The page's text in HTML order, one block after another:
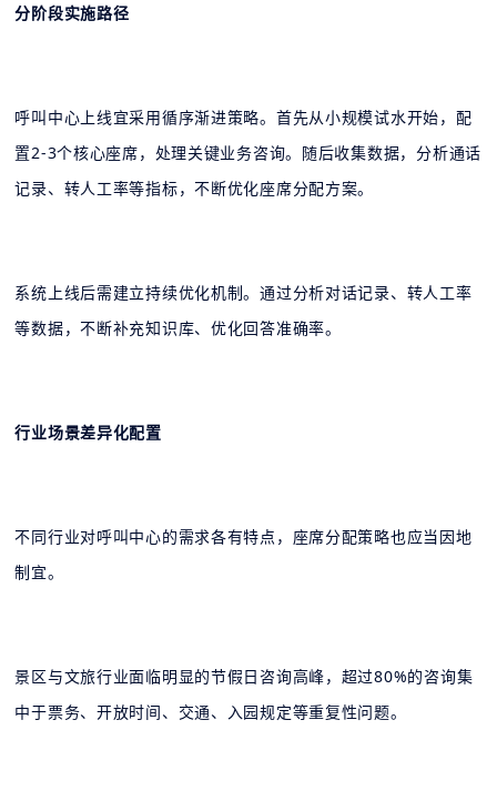
分阶段实施路径
呼叫中心上线宜采用循序渐进策略。首先从小规模试水开始，配
置2-3个核心座席，处理关键业务咨询。随后收集数据，分析通话
记录、转人工率等指标，不断优化座席分配方案。
系统上线后需建立持续优化机制。通过分析对话记录、转人工率
等数据，不断补充知识库、优化回答准确率。
行业场景差异化配置
不同行业对呼叫中心的需求各有特点，座席分配策略也应当因地
制宜。
景区与文旅行业面临明显的节假日咨询高峰，超过80%的咨询集
中于票务、开放时间、交通、入园规定等重复性问题。